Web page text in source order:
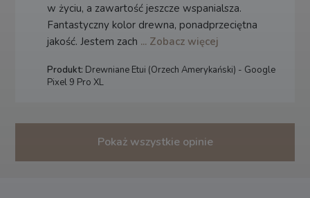
w życiu, a zawartość jeszcze wspanialsza.
Fantastyczny kolor drewna, ponadprzeciętna
jakość. Jestem zach ... Zobacz więcej
Produkt: Drewniane Etui (Orzech Amerykański) - Google
Pixel 9 Pro XL
Pokaż wszystkie opinie